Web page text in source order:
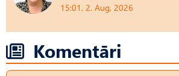
15:01, 2. Aug, 2026
Komentāri